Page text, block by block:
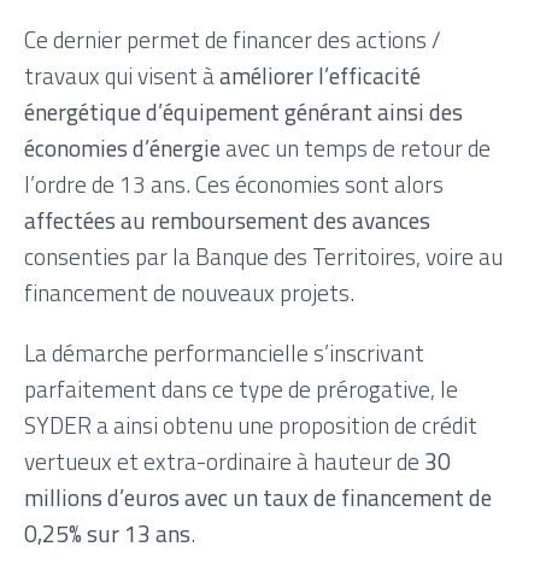
Ce dernier permet de financer des actions /
travaux qui visent àaméliorer l’efficacité
énergétique d’équipement générant ainsi des
économies d’énergieavec un temps de retour de
l’ordre de 13 ans. Ces économies sont alors
affectées au remboursement des avances
consenties par la Banque des Territoires, voire au
financement de nouveaux projets.
La démarche performancielle s’inscrivant
parfaitement dans ce type de prérogative, le
SYDER a ainsi obtenu une proposition de crédit
vertueux et extra-ordinaire à hauteur de 30
millions d’euros avec un taux de financement de
0,25% sur 13 ans.